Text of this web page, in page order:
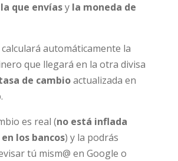
que envíasy la moneda de
automáticamente la
que llegará en la otra divisa
de cambioactualizada en
es real (no está inflada
los bancos) y la podrás
tú mism@ en Google o